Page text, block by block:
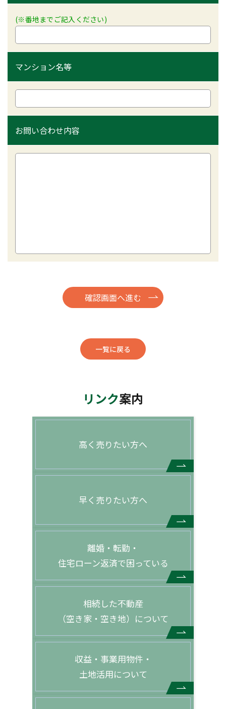
(※番地までご記入ください)
マンション名等
お問い合わせ内容
一覧に戻る
リンク案内
高く売りたい方へ
早く売りたい方へ
離婚・転勤・
住宅ローン返済で困っている
相続した不動産
（空き家・空き地）について
収益・事業用物件・
土地活用について